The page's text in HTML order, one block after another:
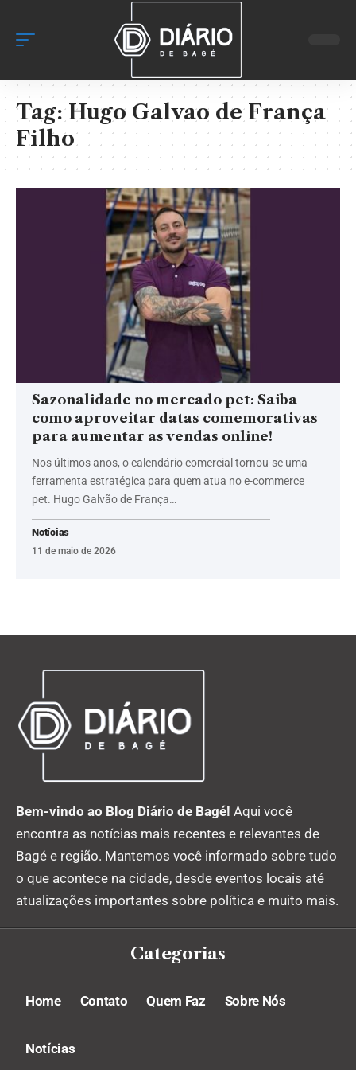
Tag:Hugo Galvao de França
Filho
Sazonalidade no mercado pet: Saiba
como aproveitar datas comemorativas
para aumentar as vendas online!
Nos últimos anos, o calendário comercial tornou-se uma
ferramenta estratégica para quem atua no e-commerce
pet. Hugo Galvão de França…
Notícias
11 de maio de 2026
Bem-vindo ao Blog Diário de Bagé! Aqui você
encontra as notícias mais recentes e relevantes de
Bagé e região. Mantemos você informado sobre tudo
o que acontece na cidade, desde eventos locais até
atualizações importantes sobre política e muito mais.
Categorias
Home Contato Quem Faz Sobre Nós
Notícias